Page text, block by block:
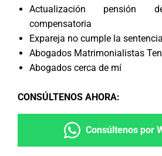
Actualización pensión
compensatoria
Expareja no cumple la
Abogados Matrimonialistas
Abogados cerca de mí
CONSÚLTENOS AHORA:
Consúltenos por